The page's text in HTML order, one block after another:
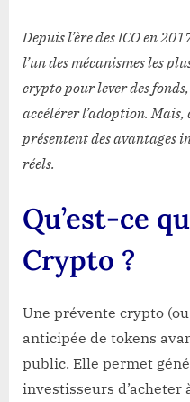
Depuis l’ère des ICO en
l’un des mécanismes les
crypto pour lever des
accélérer l’adoption.
présentent des avantages
réels.
Qu’est-ce
Crypto ?
Une prévente crypto
anticipée de tokens
public. Elle permet
investisseurs